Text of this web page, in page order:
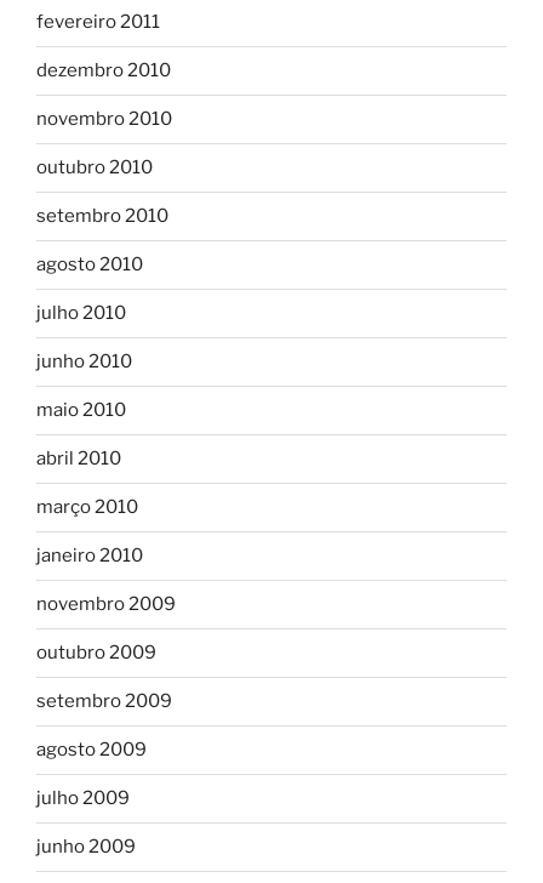
fevereiro 2011
dezembro 2010
novembro 2010
outubro 2010
setembro 2010
agosto 2010
julho 2010
junho 2010
maio 2010
abril 2010
março 2010
janeiro 2010
novembro 2009
outubro 2009
setembro 2009
agosto 2009
julho 2009
junho 2009